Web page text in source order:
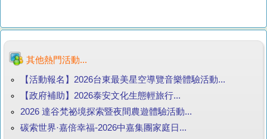
其他熱門活動...
【活動報名】2026台東最美星空導覽音樂體驗活動...
【政府補助】2026泰安文化生態輕旅行...
2026 達谷梵祕境探索暨夜間農遊體驗活動...
碳索世界·嘉倍幸福-2026中嘉集團家庭日...